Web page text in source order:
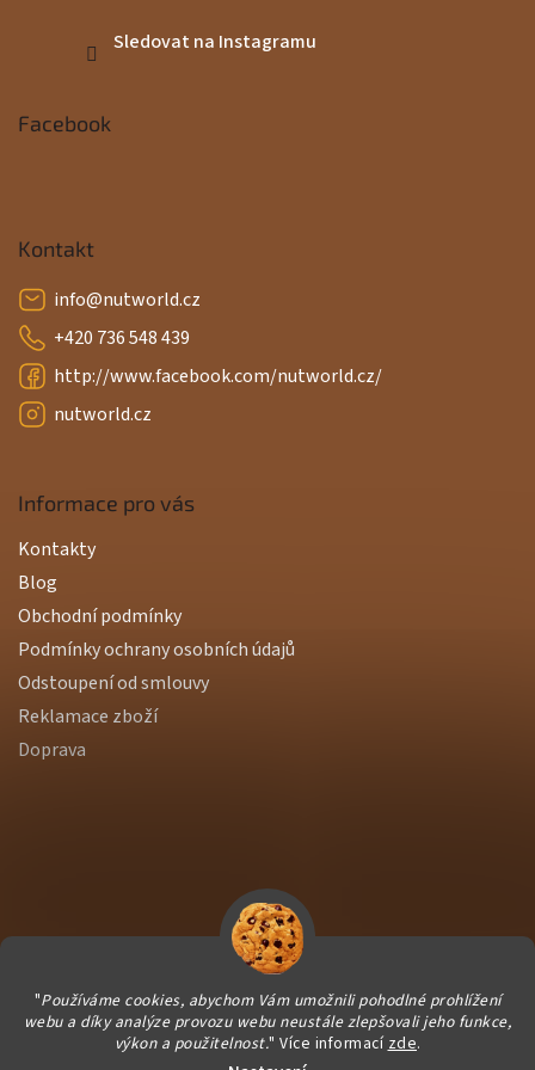
"Používáme cookies, abychom Vám umožnili pohodlné prohlížení
webu a díky analýze provozu webu neustále zlepšovali jeho funkce,
výkon a použitelnost." Více informací zde.
Sledovat na Instagramu
Facebook
Kontakt
info@nutworld.cz
+420 736 548 439
http://www.facebook.com/nutworld.cz/
nutworld.cz
Informace pro vás
Kontakty
Blog
Obchodní podmínky
Podmínky ochrany osobních údajů
Odstoupení od smlouvy
Reklamace zboží
Doprava